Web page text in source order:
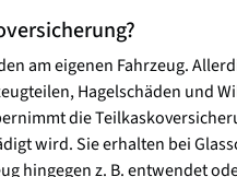
am eigenen Fahrzeug.
Hagelschäden und
die
wird. Sie erhalten bei
hingegen z. B. entwendet